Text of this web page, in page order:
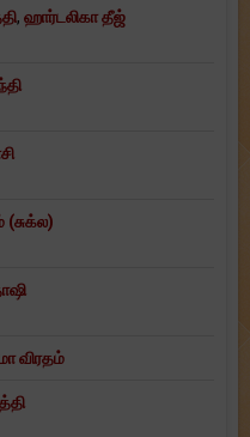
, ஹார்டலிகா தீஜ்
(சுக்ல)
விரதம்